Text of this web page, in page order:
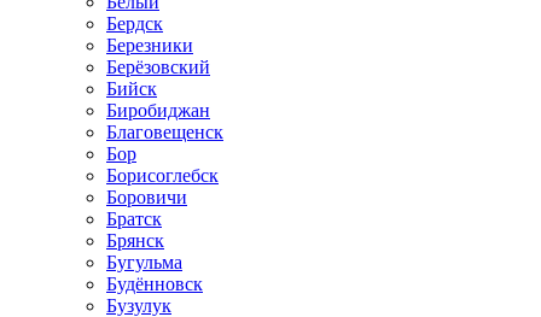
Бердск
Березники
Берёзовский
Бийск
Биробиджан
Благовещенск
Бор
Борисоглебск
Боровичи
Братск
Брянск
Бугульма
Будённовск
Бузулук